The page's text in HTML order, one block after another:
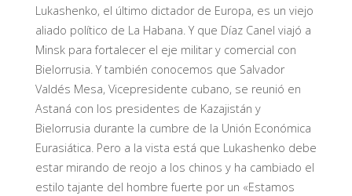
Lukashenko, el último dictador de Europa, es un viejo
aliado político de La Habana. Y que Díaz Canel viajó a
Minsk para fortalecer el eje militar y comercial con
Bielorrusia. Y también conocemos que Salvador
Valdés Mesa, Vicepresidente cubano, se reunió en
Astaná con los presidentes de Kazajistán y
Bielorrusia durante la cumbre de la Unión Económica
Eurasiática. Pero a la vista está que Lukashenko debe
estar mirando de reojo a los chinos y ha cambiado el
estilo tajante del hombre fuerte por un «Estamos